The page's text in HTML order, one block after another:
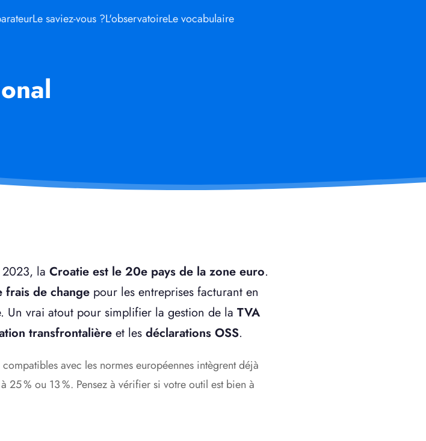
Le saviez-vous ?L'observatoireLe vocabulaire
la Croatie est le 20e pays de la zone euro.
frais de change pour les entreprises facturant en
Un vrai atout pour simplifier la gestion de la TVA
transfrontalière et les déclarations OSS.
avec les normes européennes intègrent déjà
25 % ou 13 %. Pensez à vérifier si votre outil est bien à